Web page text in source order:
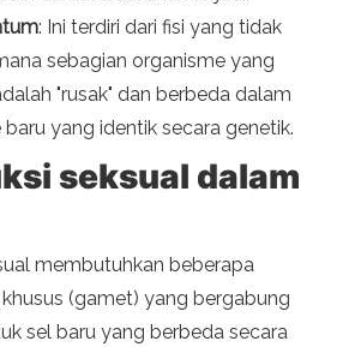
: Ini terdiri dari fisi yang tidak
sebagian organisme yang
"rusak" dan berbeda dalam
yang identik secara genetik.
seksual dalam
membutuhkan beberapa
(gamet) yang bergabung
sel baru yang berbeda secara